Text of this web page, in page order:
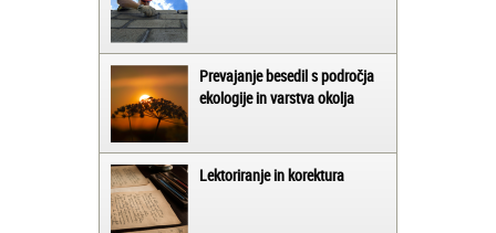
Prevajanje besedil s področja
ekologije in varstva okolja
Lektoriranje in korektura